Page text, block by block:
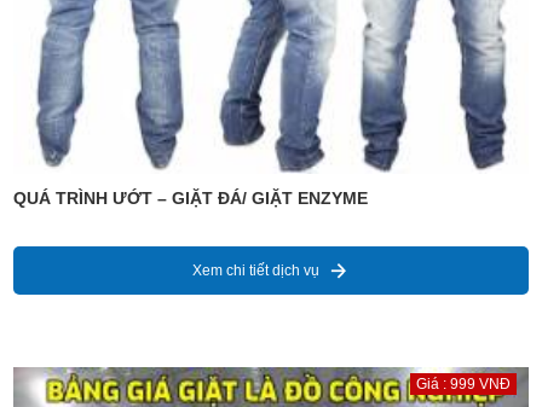
QUÁ TRÌNH ƯỚT – GIẶT ĐÁ/ GIẶT ENZYME
Xem chi tiết dịch vụ
Giá : 999 VNĐ